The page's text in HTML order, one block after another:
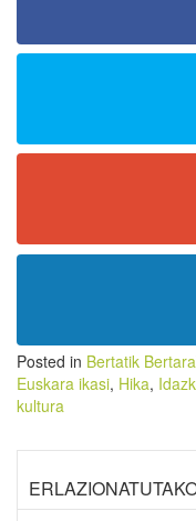
Posted in Bertatik Bertara
Euskara ikasi, Hika,
kultura